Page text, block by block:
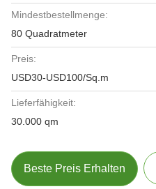
Mindestbestellmenge:
80 Quadratmeter
Preis:
USD30-USD100/Sq.m
Lieferfähigkeit:
30.000 qm
Beste Preis Erhalten